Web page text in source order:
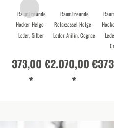
Raum.Freunde
Hocker Helge -
Leder, Silber
373,00 €
*
Raum.Freunde
Relaxsessel Helge -
Leder Anilin, Cognac
2.070,00 €
*